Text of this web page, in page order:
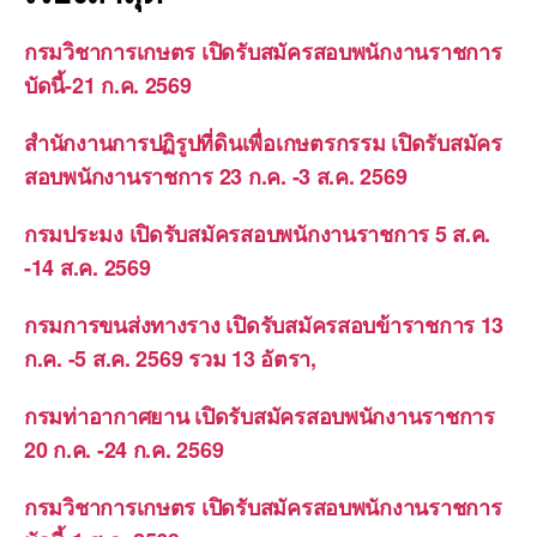
กรมวิชาการเกษตร เปิดรับสมัครสอบพนักงานราชการ
บัดนี้-21 ก.ค. 2569
สำนักงานการปฏิรูปที่ดินเพื่อเกษตรกรรม เปิดรับสมัคร
สอบพนักงานราชการ 23 ก.ค. -3 ส.ค. 2569
กรมประมง เปิดรับสมัครสอบพนักงานราชการ 5 ส.ค.
-14 ส.ค. 2569
กรมการขนส่งทางราง เปิดรับสมัครสอบข้าราชการ 13
ก.ค. -5 ส.ค. 2569 รวม 13 อัตรา,
กรมท่าอากาศยาน เปิดรับสมัครสอบพนักงานราชการ
20 ก.ค. -24 ก.ค. 2569
กรมวิชาการเกษตร เปิดรับสมัครสอบพนักงานราชการ